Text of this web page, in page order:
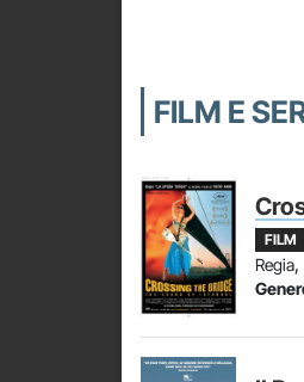
FILM E
FILM
Regia